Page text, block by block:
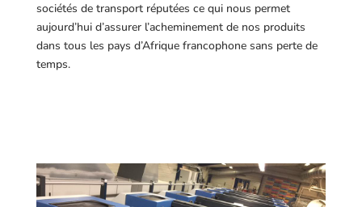
sociétés de transport réputées ce qui nous permet
aujourd’hui d’assurer l’acheminement de nos produits
dans tous les pays d’Afrique francophone sans perte de
temps.